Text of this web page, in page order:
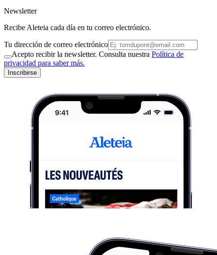
Newsletter
Recibe Aleteia cada día en tu correo electrónico.
Tu dirección de correo electrónico
Acepto recibir la newsletter. Consulta nuestra Política de
privacidad para saber más.
Inscribirse